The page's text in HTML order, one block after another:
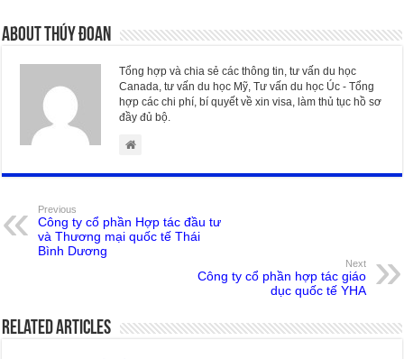
About Thúy Đoan
Tổng hợp và chia sẻ các thông tin, tư vấn du học
Canada, tư vấn du học Mỹ, Tư vấn du học Úc - Tổng
hợp các chi phí, bí quyết về xin visa, làm thủ tục hồ sơ
đầy đủ bộ.
Previous
Công ty cổ phần Hợp tác đầu tư
và Thương mại quốc tế Thái
Bình Dương
Next
Công ty cổ phần hợp tác giáo
dục quốc tế YHA
Related Articles